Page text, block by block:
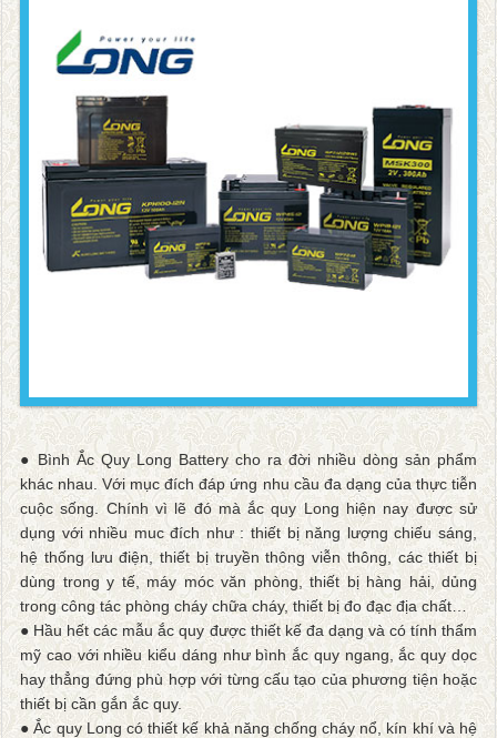
● Bình Ắc Quy Long Battery cho ra đời nhiều dòng sản phẩm
khác nhau. Với mục đích đáp ứng nhu cầu đa dạng của thực tiễn
cuộc sống. Chính vì lẽ đó mà ắc quy Long hiện nay được sử
dụng với nhiều muc đích như : thiết bị năng lượng chiếu sáng,
hệ thống lưu điện, thiết bị truyền thông viễn thông, các thiết bị
dùng trong y tế, máy móc văn phòng, thiết bị hàng hải, dủng
trong công tác phòng cháy chữa cháy, thiết bị đo đạc địa chất…
● Hầu hết các mẫu ắc quy được thiết kế đa dạng và có tính thẩm
mỹ cao với nhiều kiểu dáng như bình ắc quy ngang, ắc quy dọc
hay thẳng đứng phù hợp với từng cấu tạo của phương tiện hoặc
thiết bị cần gắn ắc quy.
● Ắc quy Long có thiết kế khả năng chống cháy nổ, kín khí và hệ